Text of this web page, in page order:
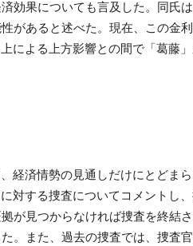
効果についても言及した。同氏
があると述べた。現在、この金
による上方影響との間で「葛藤」
経済情勢の見通しだけにとどま
対する捜査についてコメントし
が見つからなければ捜査を終結
。また、過去の捜査では、捜査